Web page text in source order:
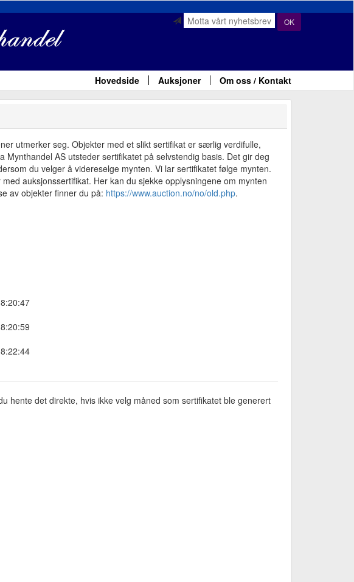
OK
Hovedside Auksjoner Om oss / Kontakt
utmerker seg. Objekter med et slikt sertifikat er særlig verdifulle,
AS utsteder sertifikatet på selvstendig basis. Det gir deg
du velger å videreselge mynten. Vi lar sertifikatet følge mynten.
auksjonssertifikat. Her kan du sjekke opplysningene om mynten
av objekter finner du på: https://www.auction.no/no/old.php.
hente det direkte, hvis ikke velg måned som sertifikatet ble generert